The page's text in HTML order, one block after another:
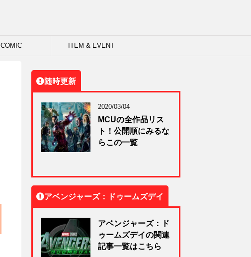
COMIC ITEM & EVENT
随時更新
2020/03/04
MCUの全作品リス
ト！公開順にみるな
らこの一覧
アベンジャーズ：ドゥームズデイ
アベンジャーズ：ド
ゥームズデイの関連
記事一覧はこちら